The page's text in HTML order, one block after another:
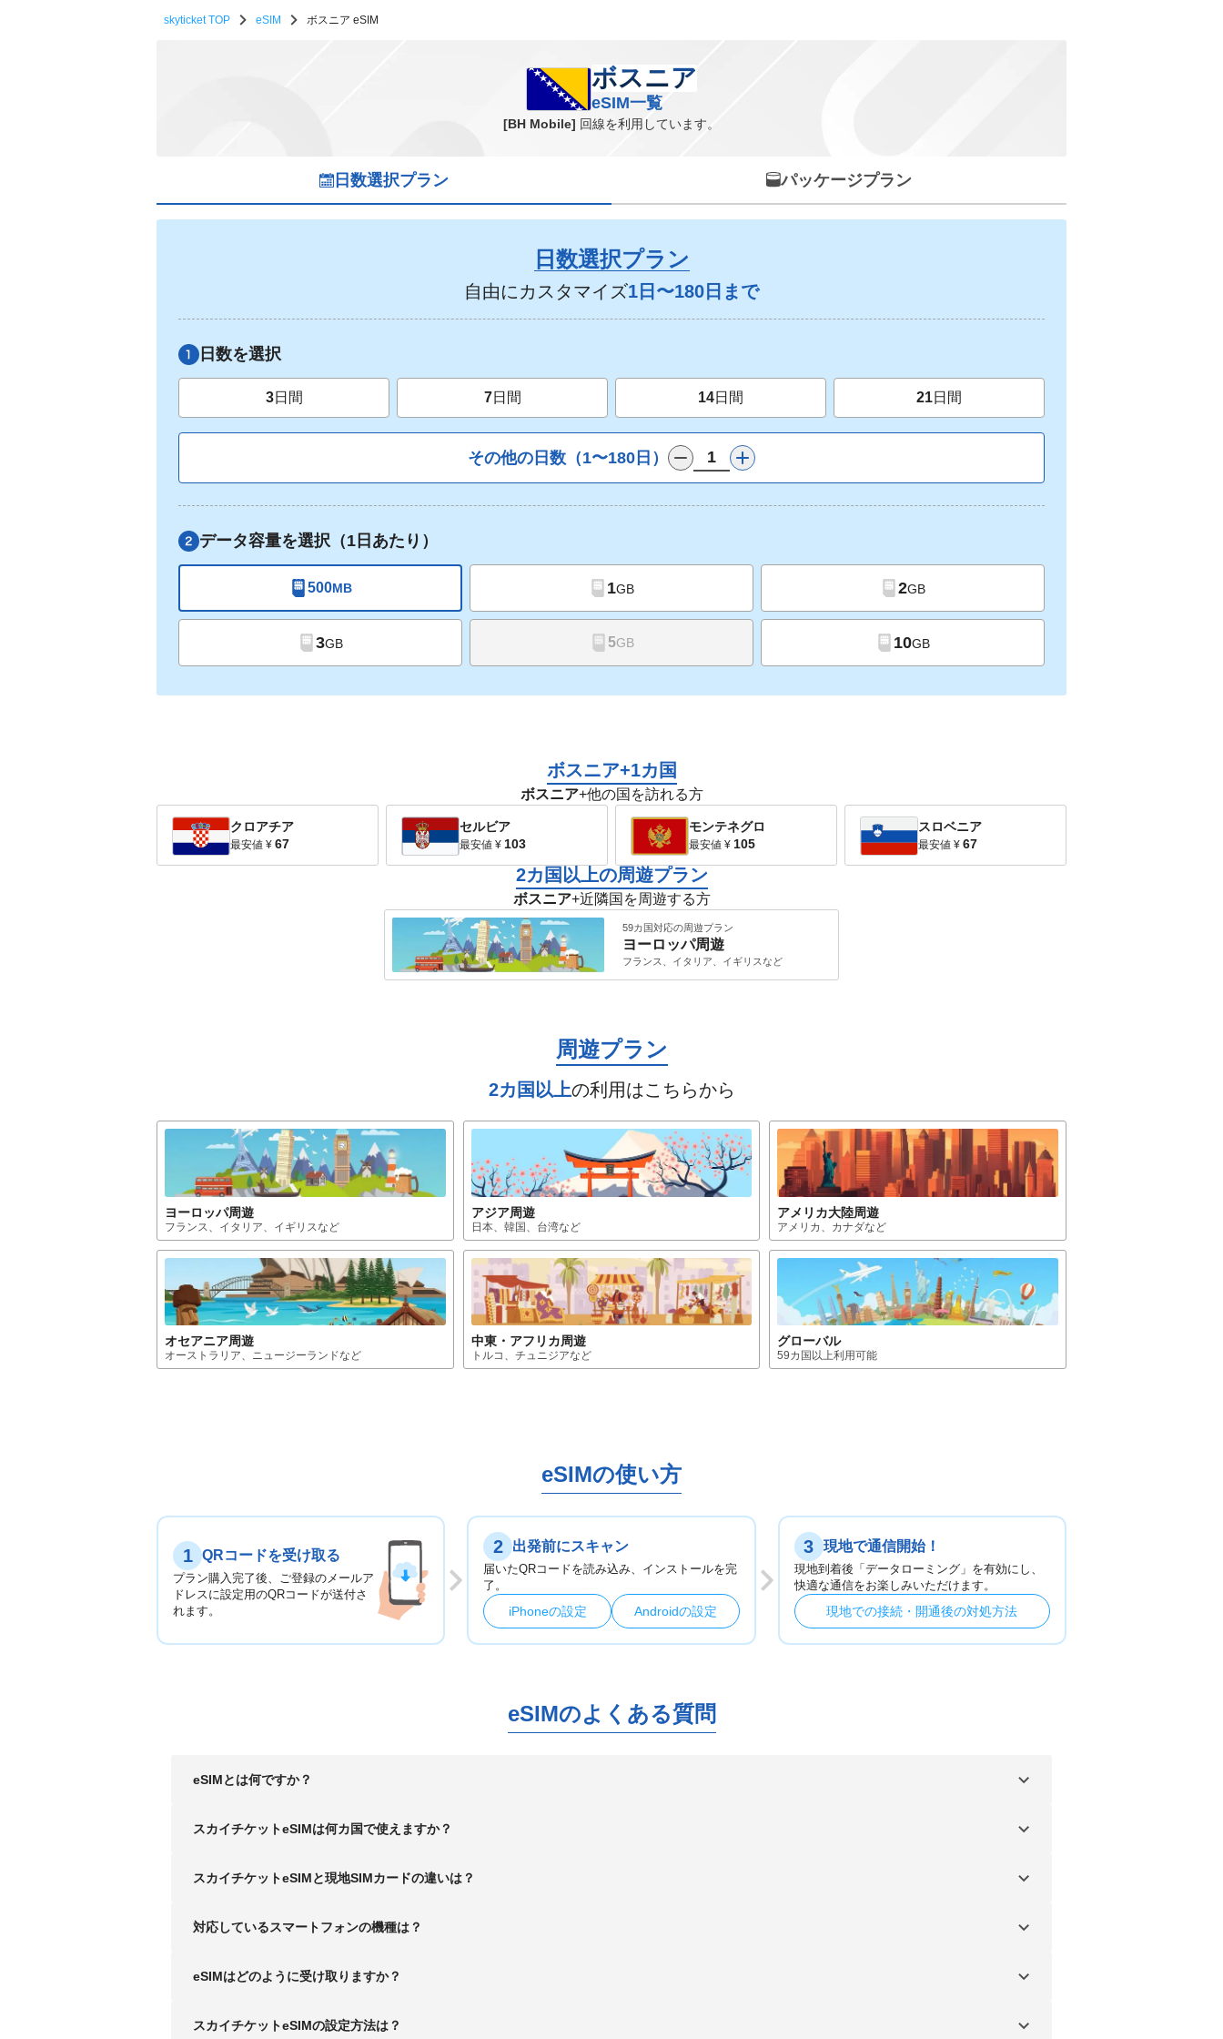
skyticket TOP eSIM ボスニア eSIM
ボスニア eSIM一覧ボスニア
eSIM一覧
[BH Mobile] 回線を利用しています。
日数選択プラン パッケージプラン
日数選択プラン
自由にカスタマイズ1日〜180日まで
日数を選択
3日間 7日間 14日間 21日間
その他の日数（1〜180日）
データ容量を選択（1日あたり）
500MB 1GB 2GB
3GB 5GB 10GB
ボスニア+1カ国
ボスニア+他の国を訪れる方
クロアチア
最安値 ¥ 67
セルビア
最安値 ¥ 103
モンテネグロ
最安値 ¥ 105
スロベニア
最安値 ¥ 67
2カ国以上の周遊プラン
ボスニア+近隣国を周遊する方
59カ国対応の周遊プラン
ヨーロッパ周遊
フランス、イタリア、イギリスなど
周遊プラン
2カ国以上の利用はこちらから
ヨーロッパ周遊
フランス、イタリア、イギリス など
アジア周遊
日本、韓国、台湾など
アメリカ大陸周遊
アメリカ、カナダなど
オセアニア周遊
オーストラリア、ニュージーランドなど
中東・アフリカ周遊
トルコ、チュニジアなど
グローバル
59カ国以上利用可能
eSIMの使い方
1 QRコードを受け取る
プラン購入完了後、ご登録のメールア
ドレスに設定用のQRコードが送付さ
れます。
2 出発前にスキャン
届いたQRコードを読み込み、インストールを完
了。
iPhoneの設定 Androidの設定
3 現地で通信開始！
現地到着後「データローミング」を有効にし、
快適な通信をお楽しみいただけます。
現地での接続・開通後の対処方法
eSIMのよくある質問
eSIMとは何ですか？
スカイチケットeSIMは何カ国で使えますか？
スカイチケットeSIMと現地SIMカードの違いは？
対応しているスマートフォンの機種は？
eSIMはどのように受け取りますか？
スカイチケットeSIMの設定方法は？